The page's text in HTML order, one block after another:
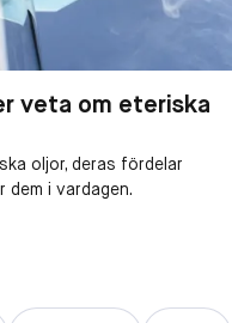
veta om eteriska
oljor, deras fördelar
dem i vardagen.